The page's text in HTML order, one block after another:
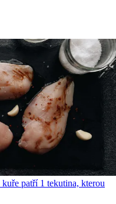
patří 1 tekutina, kterou